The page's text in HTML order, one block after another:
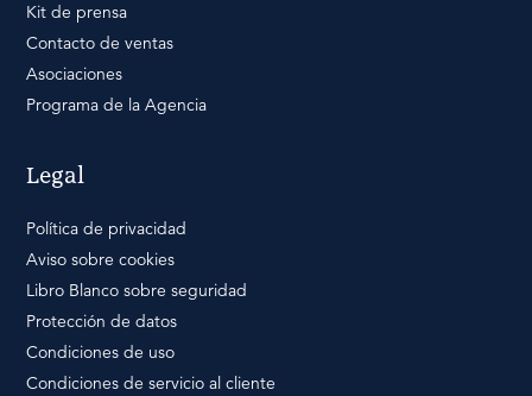
Kit de prensa
Contacto de ventas
Asociaciones
Programa de la Agencia
Legal
Política de privacidad
Aviso sobre cookies
Libro Blanco sobre seguridad
Protección de datos
Condiciones de uso
Condiciones de servicio al cliente